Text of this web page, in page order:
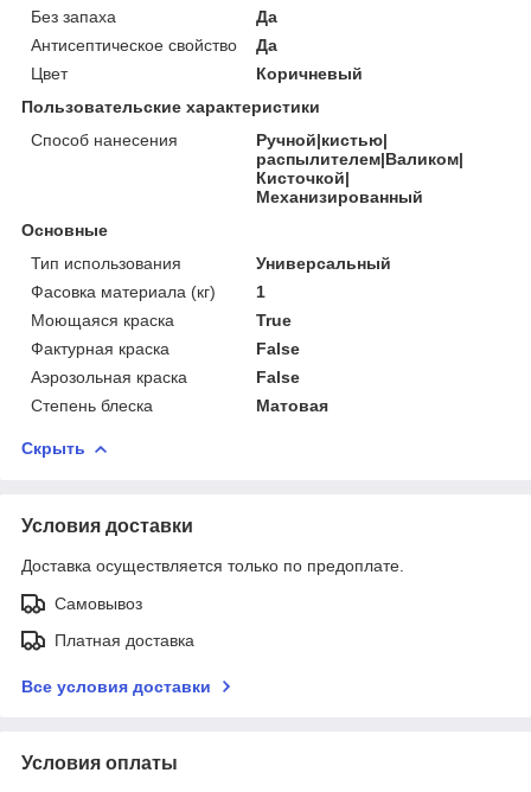
Без запаха
Да
Антисептическое свойство
Да
Цвет
Коричневый
Пользовательские характеристики
Способ нанесения
Ручной|кистью|
распылителем|Валиком|
Кисточкой|
Механизированный
Основные
Тип использования
Универсальный
Фасовка материала (кг)
1
Моющаяся краска
True
Фактурная краска
False
Аэрозольная краска
False
Степень блеска
Матовая
Скрыть
Условия доставки
Доставка осуществляется только по предоплате.
Самовывоз
Платная доставка
Все условия доставки
Условия оплаты